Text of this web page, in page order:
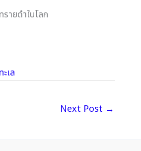
ายดำในโลก
เล
Next Post →